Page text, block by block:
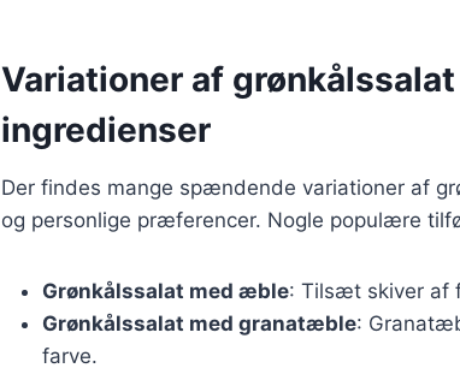
Variationer af
ingredienser
Der findes mange spændende variationer af
og personlige præferencer. Nogle populære
Grønkålssalat med æble: Tilsæt skiver af
Grønkålssalat med granatæble:
farve.